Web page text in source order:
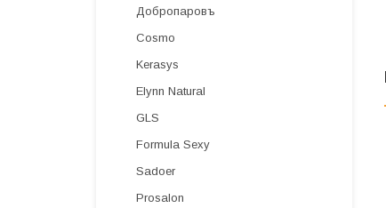
Добропаровъ
Cosmo
Kerasys
Elynn Natural
GLS
Formula Sexy
Sadoer
Prosalon